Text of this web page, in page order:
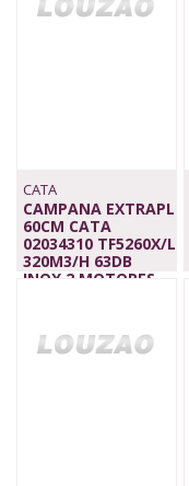
CATA
CAMPANA EXTRAPL
60CM CATA
02034310 TF5260X/L
320M3/H 63DB
INOX,2 MOTORES